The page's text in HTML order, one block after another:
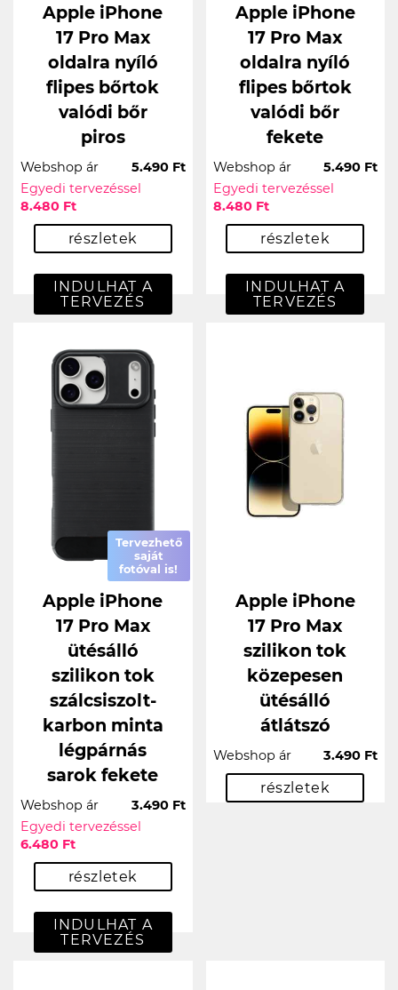
Apple iPhone
17 Pro Max
oldalra nyíló
flipes bőrtok
valódi bőr
piros
Webshop ár
5.490 Ft
Egyedi tervezéssel
8.480 Ft
részletek
INDULHAT A
TERVEZÉS
Apple iPhone
17 Pro Max
oldalra nyíló
flipes bőrtok
valódi bőr
fekete
Webshop ár
5.490 Ft
Egyedi tervezéssel
8.480 Ft
részletek
INDULHAT A
TERVEZÉS
Tervezhető
saját
fotóval is!
Apple iPhone
17 Pro Max
ütésálló
szilikon tok
szálcsiszolt-
karbon minta
légpárnás
sarok fekete
Webshop ár
3.490 Ft
Egyedi tervezéssel
6.480 Ft
részletek
INDULHAT A
TERVEZÉS
Apple iPhone
17 Pro Max
szilikon tok
közepesen
ütésálló
átlátszó
Webshop ár 3.490 Ft
részletek